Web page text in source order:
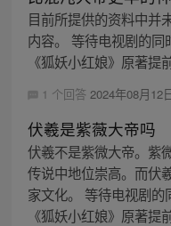
目前所提供的资料中并
内容。 等待电视剧的
《狐妖小红娘》原著提
1 个回答 2024年08月12
伏羲是紫薇大帝吗
伏羲不是紫微大帝。紫
传说中地位崇高。而伏
家文化。 等待电视剧
《狐妖小红娘》原著提